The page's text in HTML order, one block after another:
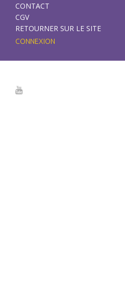
CONTACT
CGV
RETOURNER SUR LE SITE
CONNEXION